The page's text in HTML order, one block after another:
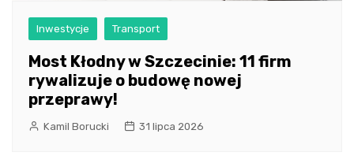
Inwestycje Transport
Most Kłodny w Szczecinie: 11 firm
rywalizuje o budowę nowej
przeprawy!
Kamil Borucki 31 lipca 2026